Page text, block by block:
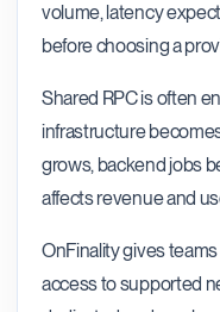
volume, latency
before choosing a
Shared RPC is often
infrastructure
grows, backend jobs
affects revenue and
OnFinality gives
access to supported